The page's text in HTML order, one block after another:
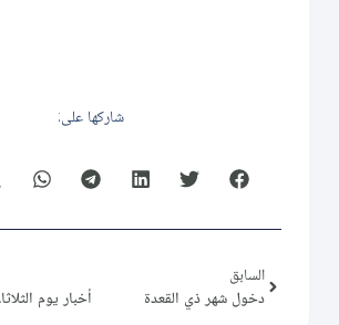
شاركها على:
السابق
دخول شهر ذي القعدة